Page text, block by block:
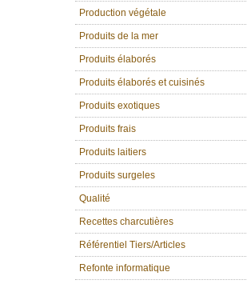
Production végétale
Produits de la mer
Produits élaborés
Produits élaborés et cuisinés
Produits exotiques
Produits frais
Produits laitiers
Produits surgeles
Qualité
Recettes charcutières
Référentiel Tiers/Articles
Refonte informatique